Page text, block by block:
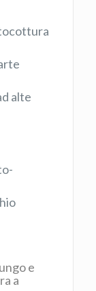
alte
e
a